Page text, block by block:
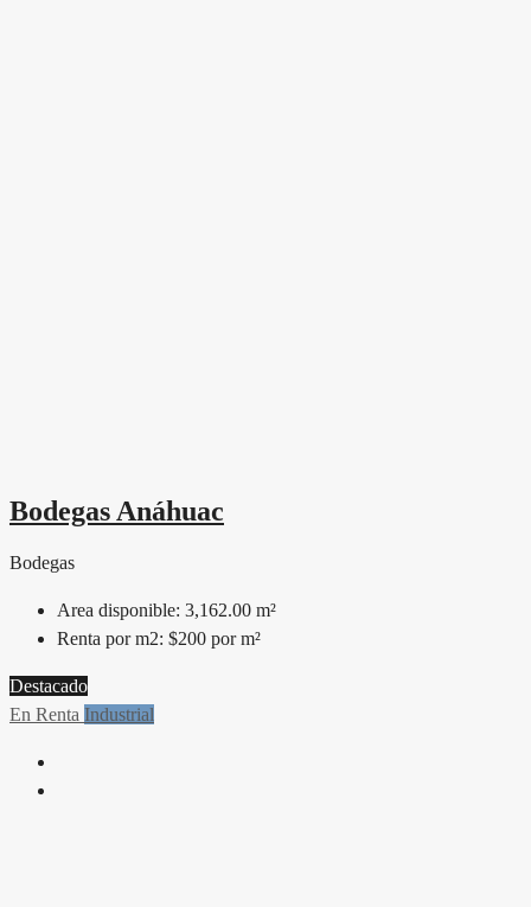
Bodegas Anáhuac
Bodegas
Area disponible: 3,162.00 m²
Renta por m2: $200 por m²
Destacado
En Renta Industrial